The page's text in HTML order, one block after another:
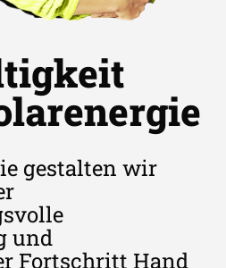
gestalten wir
und
Fortschritt Hand